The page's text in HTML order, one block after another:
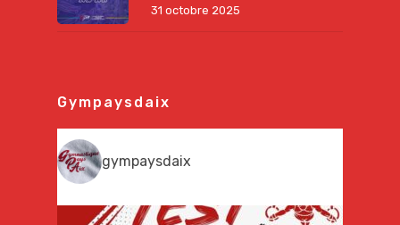
31 octobre 2025
Gympaysdaix
gympaysdaix